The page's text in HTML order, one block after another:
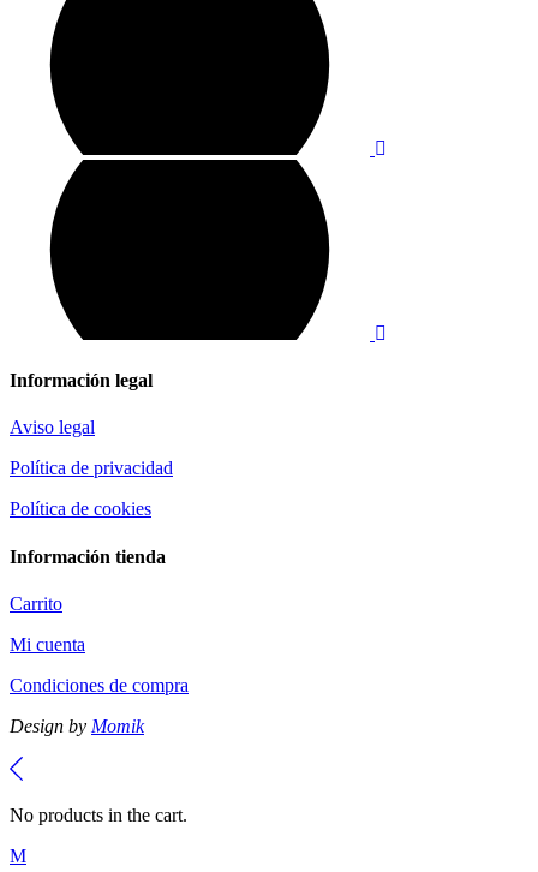
Información legal
Aviso legal
Política de privacidad
Política de cookies
Información tienda
Carrito
Mi cuenta
Condiciones de compra
Design by Momik
No products in the cart.